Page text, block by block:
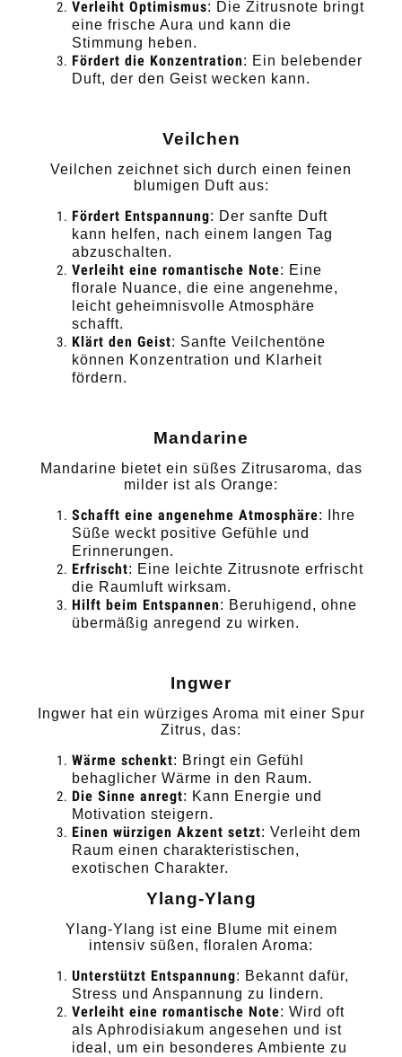
Verleiht Optimismus: Die Zitrusnote bringt
eine frische Aura und kann die
Stimmung heben.
Fördert die Konzentration: Ein belebender
Duft, der den Geist wecken kann.
Veilchen
Veilchen zeichnet sich durch einen feinen
blumigen Duft aus:
Fördert Entspannung: Der sanfte Duft
kann helfen, nach einem langen Tag
abzuschalten.
Verleiht eine romantische Note: Eine
florale Nuance, die eine angenehme,
leicht geheimnisvolle Atmosphäre
schafft.
Klärt den Geist: Sanfte Veilchentöne
können Konzentration und Klarheit
fördern.
Mandarine
Mandarine bietet ein süßes Zitrusaroma, das
milder ist als Orange:
Schafft eine angenehme Atmosphäre: Ihre
Süße weckt positive Gefühle und
Erinnerungen.
Erfrischt: Eine leichte Zitrusnote erfrischt
die Raumluft wirksam.
Hilft beim Entspannen: Beruhigend, ohne
übermäßig anregend zu wirken.
Ingwer
Ingwer hat ein würziges Aroma mit einer Spur
Zitrus, das:
Wärme schenkt: Bringt ein Gefühl
behaglicher Wärme in den Raum.
Die Sinne anregt: Kann Energie und
Motivation steigern.
Einen würzigen Akzent setzt: Verleiht dem
Raum einen charakteristischen,
exotischen Charakter.
Ylang-Ylang
Ylang-Ylang ist eine Blume mit einem
intensiv süßen, floralen Aroma:
Unterstützt Entspannung: Bekannt dafür,
Stress und Anspannung zu lindern.
Verleiht eine romantische Note: Wird oft
als Aphrodisiakum angesehen und ist
ideal, um ein besonderes Ambiente zu